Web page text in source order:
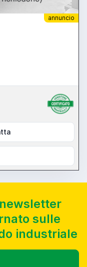
annuncio
sulle
industriale